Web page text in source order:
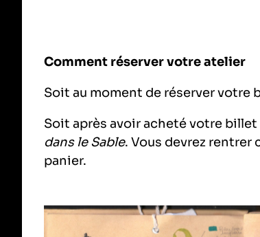
Comment réserver votre atelier
Soit au moment de réserver votre
Soit après avoir acheté votre billet
dans le Sable. Vous devrez rentrer
panier.